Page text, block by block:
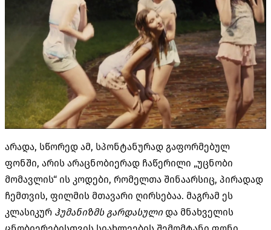
არადა, სწორედ ამ, სპონტანურად გაფორმებულ
ფონში, არის არაცნობიერად ჩაწერილი „უცნობი
მომავლის“ ის კოდები, რომელთა შინაარსიც, პირადად
ჩემთვის, ფილმის მთავარი ღირსებაა. მაგრამ ეს
კლასიკურ ჰუმანიზმს გარდასული და მნახველის